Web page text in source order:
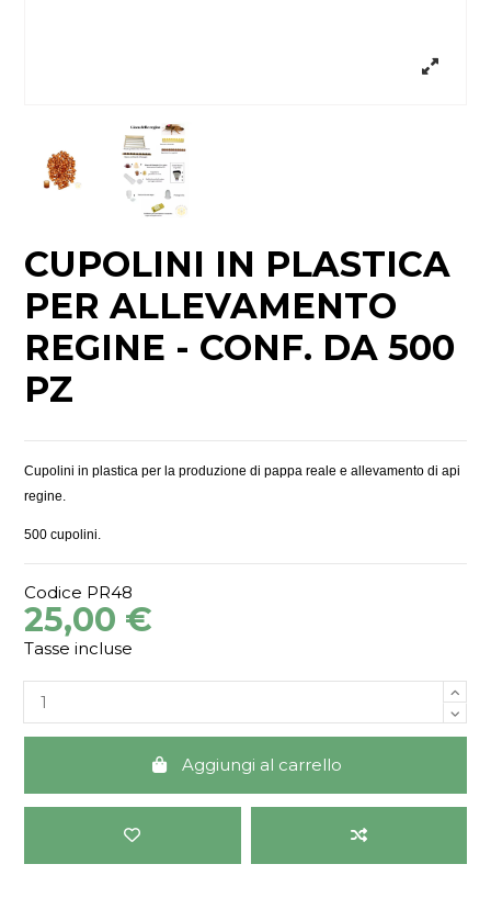
CUPOLINI IN PLASTICA
PER ALLEVAMENTO
REGINE - CONF. DA 500
PZ
Cupolini in plastica per la produzione di pappa reale e allevamento di api
regine.
500 cupolini.
Codice PR48
25,00 €
Tasse incluse
Aggiungi al carrello